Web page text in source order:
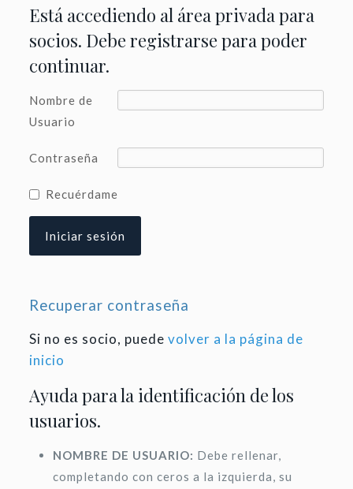
Está accediendo al área privada para
socios. Debe registrarse para poder
continuar.
Nombre de
Usuario
Contraseña
Recuérdame
Recuperar contraseña
Si no es socio, puede volver a la página de
inicio
Ayuda para la identificación de los
usuarios.
NOMBRE DE USUARIO: Debe rellenar,
completando con ceros a la izquierda, su